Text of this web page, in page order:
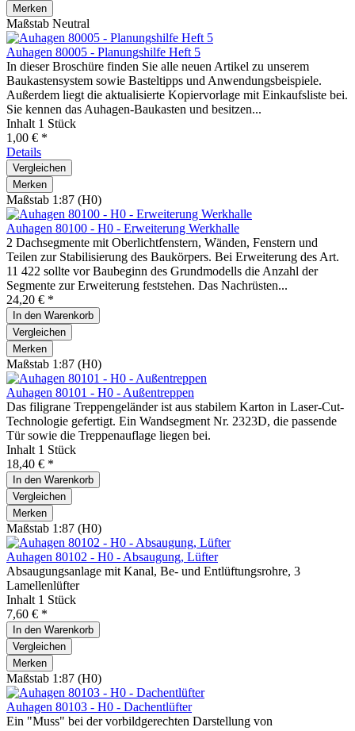
Merken
Maßstab Neutral
Auhagen 80005 - Planungshilfe Heft 5
In dieser Broschüre finden Sie alle neuen Artikel zu unserem
Baukastensystem sowie Basteltipps und Anwendungsbeispiele.
Außerdem liegt die aktualisierte Kopiervorlage mit Einkaufsliste bei.
Sie kennen das Auhagen-Baukasten und besitzen...
Inhalt 1 Stück
1,00 € *
Details
Vergleichen
Merken
Maßstab 1:87 (H0)
Auhagen 80100 - H0 - Erweiterung Werkhalle
2 Dachsegmente mit Oberlichtfenstern, Wänden, Fenstern und
Teilen zur Stabilisierung des Baukörpers. Bei Erweiterung des Art.
11 422 sollte vor Baubeginn des Grundmodells die Anzahl der
Segmente zur Erweiterung feststehen. Das Nachrüsten...
24,20 € *
In den Warenkorb
Vergleichen
Merken
Maßstab 1:87 (H0)
Auhagen 80101 - H0 - Außentreppen
Das filigrane Treppengeländer ist aus stabilem Karton in Laser-Cut-
Technologie gefertigt. Ein Wandsegment Nr. 2323D, die passende
Tür sowie die Treppenauflage liegen bei.
Inhalt 1 Stück
18,40 € *
In den Warenkorb
Vergleichen
Merken
Maßstab 1:87 (H0)
Auhagen 80102 - H0 - Absaugung, Lüfter
Absaugungsanlage mit Kanal, Be- und Entlüftungsrohre, 3
Lamellenlüfter
Inhalt 1 Stück
7,60 € *
In den Warenkorb
Vergleichen
Merken
Maßstab 1:87 (H0)
Auhagen 80103 - H0 - Dachentlüfter
Ein "Muss" bei der vorbildgerechten Darstellung von